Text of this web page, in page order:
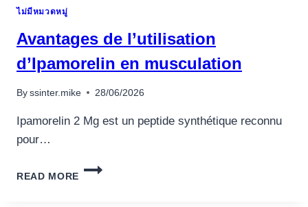
ไม่มีหมวดหมู่
Avantages de l’utilisation
d’Ipamorelin en musculation
By ssinter.mike 28/06/2026
Ipamorelin 2 Mg est un peptide synthétique reconnu
pour…
READ MORE
AVANTAGES